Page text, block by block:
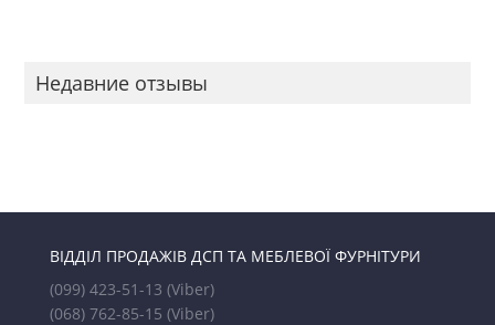
Недавние отзывы
ВІДДІЛ ПРОДАЖІВ ДСП ТА МЕБЛЕВОЇ ФУРНІТУРИ
(099) 423-51-13 (Viber)
(068) 762-85-15 (Viber)